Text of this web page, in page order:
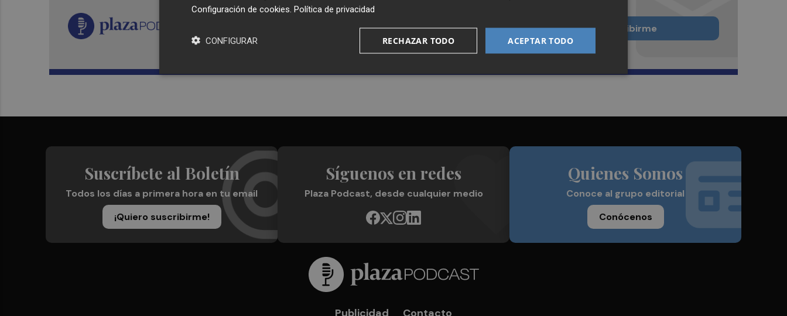
Recibe toda la actualidad de
Plaza Podcast en tu correo
Quiero suscribirme
Suscríbete al Boletín
Todos los días a primera hora en tu email
¡Quiero suscribirme!
Síguenos en redes
Plaza Podcast, desde cualquier medio
Quienes Somos
Conoce al grupo editorial
Conócenos
Publicidad Contacto
Configuración de cookies Política de privacidad
ACEPTAR TODO
RECHAZAR TODO
CONFIGURAR